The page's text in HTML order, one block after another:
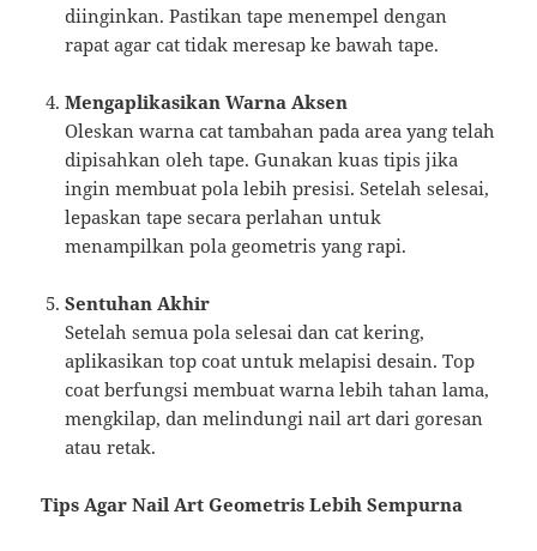
diinginkan. Pastikan tape menempel dengan
rapat agar cat tidak meresap ke bawah tape.
Mengaplikasikan Warna Aksen
Oleskan warna cat tambahan pada area yang telah
dipisahkan oleh tape. Gunakan kuas tipis jika
ingin membuat pola lebih presisi. Setelah selesai,
lepaskan tape secara perlahan untuk
menampilkan pola geometris yang rapi.
Sentuhan Akhir
Setelah semua pola selesai dan cat kering,
aplikasikan top coat untuk melapisi desain. Top
coat berfungsi membuat warna lebih tahan lama,
mengkilap, dan melindungi nail art dari goresan
atau retak.
Tips Agar Nail Art Geometris Lebih Sempurna